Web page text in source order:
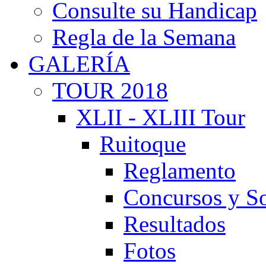
Consulte su Handicap
Regla de la Semana
GALERÍA
TOUR 2018
XLII - XLIII Tour
Ruitoque
Reglamento
Concursos y
Resultados
Fotos